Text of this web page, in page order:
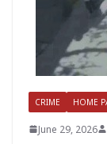
CRIME HOME
June 29, 2026